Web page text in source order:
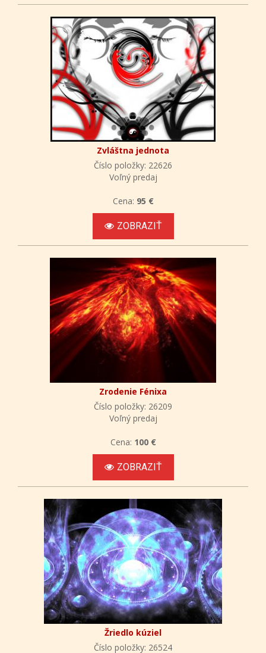
Zvláštna jednota
Číslo položky: 22626
Voľný predaj
Cena: 95 €
ZOBRAZIŤ
Zrodenie Fénixa
Číslo položky: 26209
Voľný predaj
Cena: 100 €
ZOBRAZIŤ
Žriedlo kúziel
Číslo položky: 26524